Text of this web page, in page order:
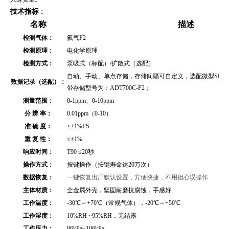
技术指标 ：
名称 描述
检测气体：
氟气F2
检测原理：
电化学原理
检测方式：
泵吸式（标配）/扩散式（选配）
数据记录（选配）：
自动、手动、单点存储，存储间隔可自定义，选配微型SD
带存储型号为：ADT700C-F2；
测量范围：
0-1ppm、0-10ppm
分 辨 率：
0.01ppm（0-10）
准 确 度：
≤±1%FS
重 复 性：
≤±1%
响应时间：
T90 ≤20秒
操作方式：
按键操作（按键寿命达20万次）
数据恢复：
一键恢复出厂默认设置，方便快捷，不用担心误操作
主体材质：
全金属外壳 ，坚固耐磨抗腐蚀，手感好
工作温度：
-30℃～+70℃（常规气体），-20℃～+50℃
工作湿度：
10%RH ~95%RH，无结露